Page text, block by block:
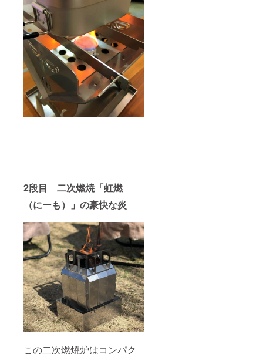
2段目 二次燃焼「虹燃
（にーも）」の豪快な炎
この二次燃焼炉はコンパク